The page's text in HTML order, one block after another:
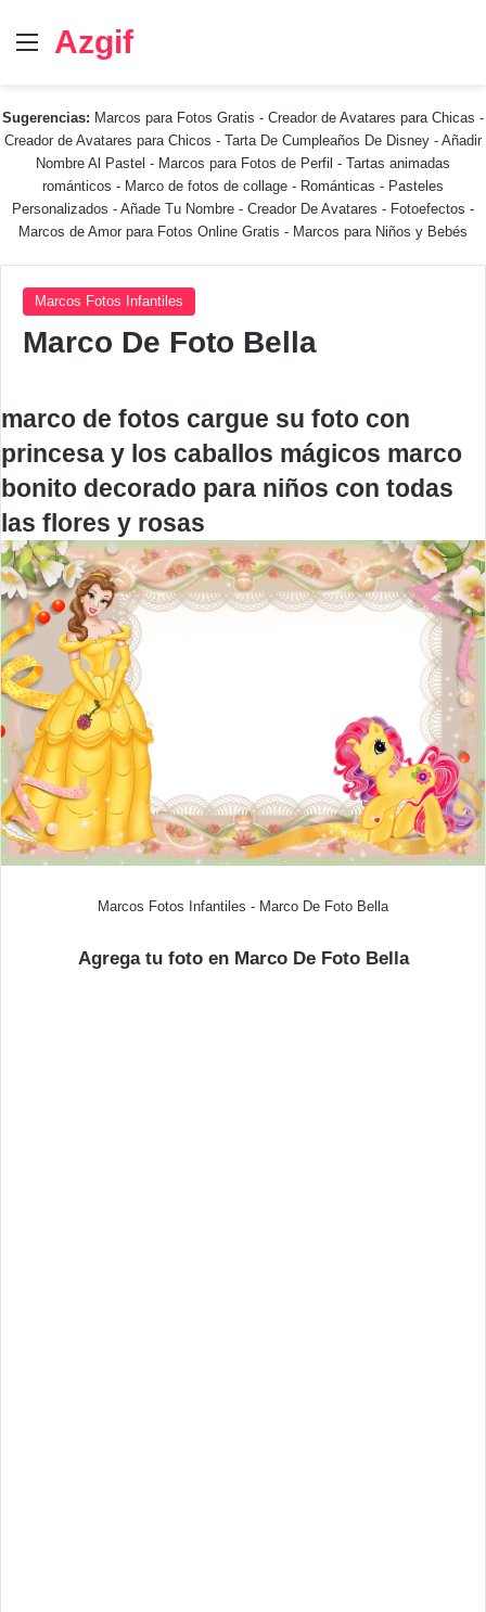
Menú
Azgif
Sugerencias: Marcos para Fotos Gratis - Creador de Avatares para Chicas -
Creador de Avatares para Chicos - Tarta De Cumpleaños De Disney - Añadir
Nombre Al Pastel - Marcos para Fotos de Perfil - Tartas animadas
románticos - Marco de fotos de collage - Románticas - Pasteles
Personalizados - Añade Tu Nombre - Creador De Avatares - Fotoefectos -
Marcos de Amor para Fotos Online Gratis - Marcos para Niños y Bebés
Marcos Fotos Infantiles
Marco De Foto Bella
marco de fotos cargue su foto con
princesa y los caballos mágicos marco
bonito decorado para niños con todas
las flores y rosas
Marcos Fotos Infantiles - Marco De Foto Bella
Agrega tu foto en Marco De Foto Bella